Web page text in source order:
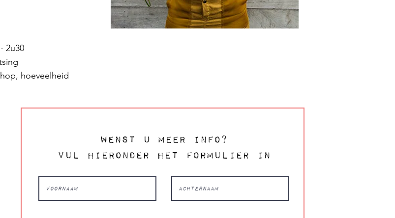
2u30
hoeveelheid
Wenst u meer info?
Vul hieronder het formulier in